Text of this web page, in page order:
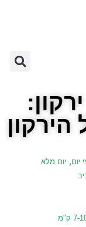
הירקון
יום, יום מלא
10 ק"מ